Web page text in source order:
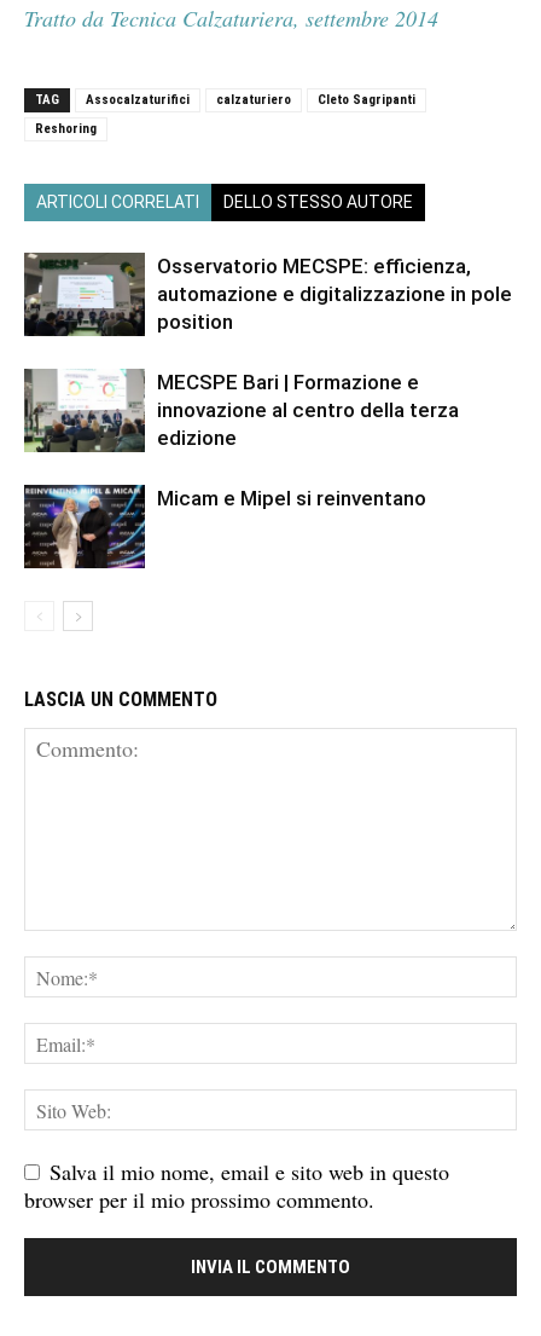
Tratto da Tecnica Calzaturiera, settembre 2014
TAG Assocalzaturifici calzaturiero
Cleto Sagripanti
Reshoring
ARTICOLI CORRELATI DELLO STESSO AUTORE
Osservatorio MECSPE: efficienza,
automazione e digitalizzazione in pole
position
MECSPE Bari | Formazione e
innovazione al centro della terza
edizione
Micam e Mipel si reinventano
LASCIA UN COMMENTO
Salva il mio nome, email e sito web in questo
browser per il mio prossimo commento.